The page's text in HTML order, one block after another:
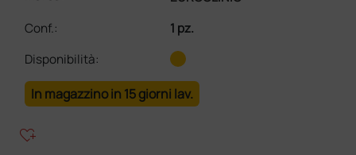
Conf.:
1 pz.
Disponibilità:
In magazzino in 15 giorni lav.
heart_plus